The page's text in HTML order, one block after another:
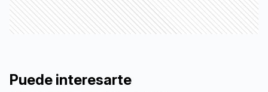
Puede interesarte